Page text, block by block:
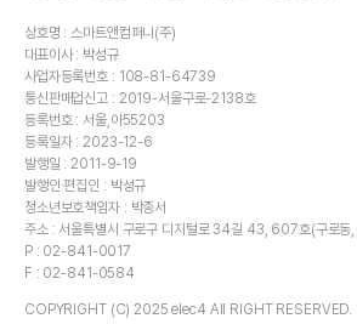
상호명 : 스마트앤컴퍼니(주)
대표이사 : 박성규
사업자등록번호 : 108-81-64739
통신판매업신고 : 2019-서울구로-2138호
등록번호 : 서울,아55203
등록일자 : 2023-12-6
발행일 : 2011-9-19
발행인·편집인 : 박성규
청소년보호책임자 : 박종서
주소 : 서울특별시 구로구 디지털로 34길 43, 607호(구로동,
P : 02-841-0017
F : 02-841-0584
COPYRIGHT (C) 2025 elec4 All RIGHT RESERVED.